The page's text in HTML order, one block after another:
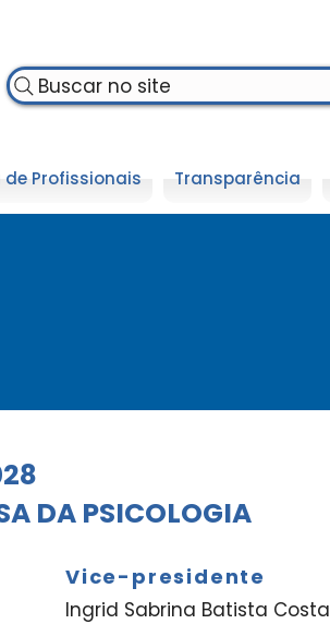
Buscar no site
Profissionais Transparência
DA PSICOLOGIA
Vice-presidente
Ingrid Sabrina Batista Costa